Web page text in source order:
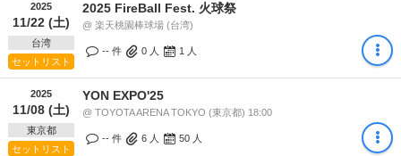
2025
11/22 (土)
台湾
セットリスト
2025 FireBall Fest. 火球祭
@ 楽天桃園棒球場 (台湾)
-- 件 0 人 1 人
2025
11/08 (土)
東京都
セットリスト
YON EXPO'25
@ TOYOTA ARENA TOKYO (東京都) 18:00
-- 件 6 人 50 人